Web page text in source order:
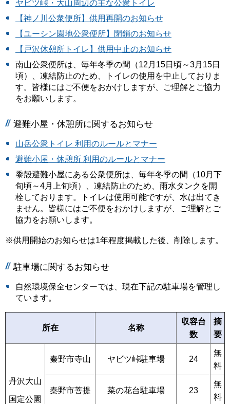
ヤビツ峠・大山周辺の主な公衆トイレ
【神ノ川公衆便所】供用再開のお知らせ
【ユーシン園地公衆便所】閉鎖のお知らせ
【戸沢休憩所トイレ】供用中止のお知らせ
南山公衆便所は、毎年冬季の間（12月15日頃～3月15日
頃）、凍結防止のため、トイレの使用を中止しておりま
す。皆様にはご不便をおかけしますが、ご理解とご協力
をお願いします。
避難小屋・休憩所に関するお知らせ
山岳公衆トイレ 利用のルールとマナー
避難小屋・休憩所 利用のルールとマナー
黍殻避難小屋にある公衆便所は、毎年冬季の間（10月下
旬頃～4月上旬頃）、凍結防止のため、雨水タンクを開
栓しております。トイレは使用可能ですが、水は出てき
ません。皆様にはご不便をおかけしますが、ご理解とご
協力をお願いします。
※供用開始のお知らせは1年程度掲載した後、削除します。
駐車場に関するお知らせ
自然環境保全センターでは、現在下記の駐車場を管理し
ています。
所在 名称
収容台
数
摘
要
丹沢大山
国定公園
秦野市寺山 ヤビツ峠駐車場 24
無
料
秦野市菩提 菜の花台駐車場 23
無
料